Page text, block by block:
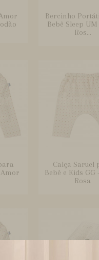
Bercinho
Bebê Sleep
Ros...
Amor
Calça Saruel
Bebê e Kids
Rosa